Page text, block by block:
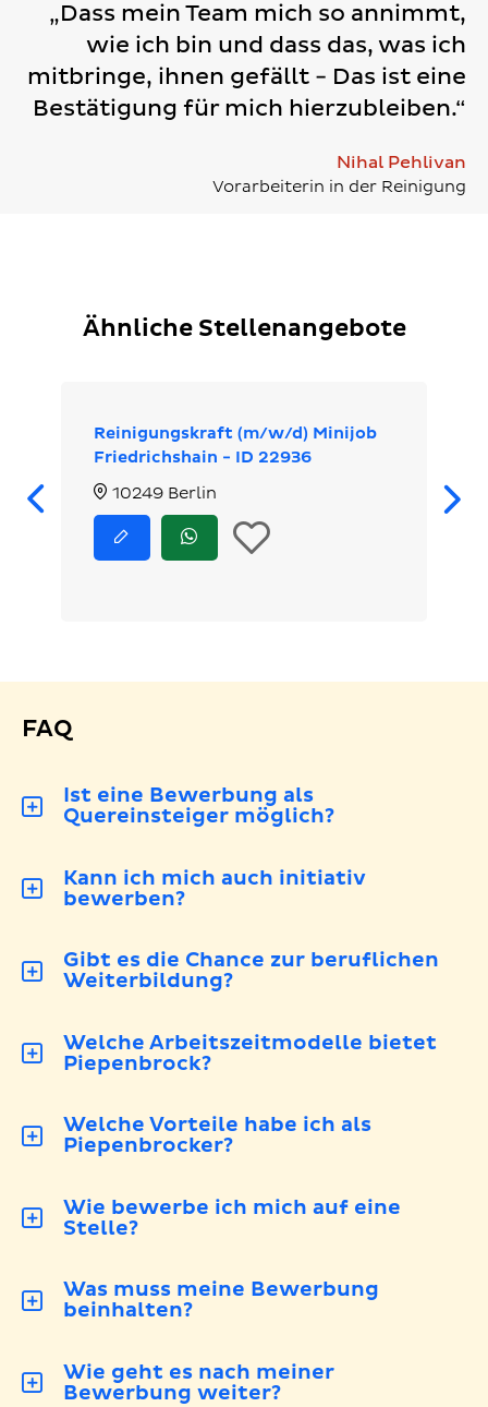
„Dass mein Team mich so annimmt,
wie ich bin und dass das, was ich
mitbringe, ihnen gefällt - Das ist eine
Bestätigung für mich hierzubleiben.“
Nihal Pehlivan
Vorarbeiterin in der Reinigung
Ähnliche Stellenangebote
Zurück
Reinigungskraft (m/w/d) Minijob
Friedrichshain - ID 22936
10249 Berlin
bewerben
Jetzt
via
In
FAQ
Ist eine Bewerbung als
Quereinsteiger möglich?
Kann ich mich auch initiativ
bewerben?
Gibt es die Chance zur beruflichen
Weiterbildung?
Welche Arbeitszeitmodelle bietet
Piepenbrock?
Welche Vorteile habe ich als
Piepenbrocker?
Wie bewerbe ich mich auf eine
Stelle?
Was muss meine Bewerbung
beinhalten?
Wie geht es nach meiner
Bewerbung weiter?